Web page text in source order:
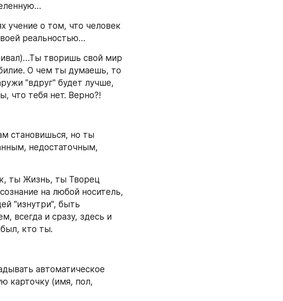
учение о том, что человек
реальностью…
творишь свой мир
О чем ты думаешь, то
"вдруг" будет лучше,
что тебя нет. Верно?!
становишься, но ты
недостаточным,
ты Жизнь, ты Творец
на любой носитель,
"изнутри", быть
всегда и сразу, здесь и
кто ты.
автоматическое
карточку (имя, пол,